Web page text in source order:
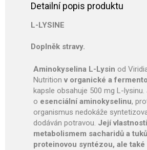
Detailní popis produktu
L-LYSINE
Doplněk stravy.
Aminokyselina L-Lysin od
Nutrition v organické a
kapsle obsahuje 500 mg L-lysinu.
o esenciální aminokyselinu,
organismus nedokáže
dodáván potravou. Její
metabolismem sacharidů a
proteinovou syntézou, ale také